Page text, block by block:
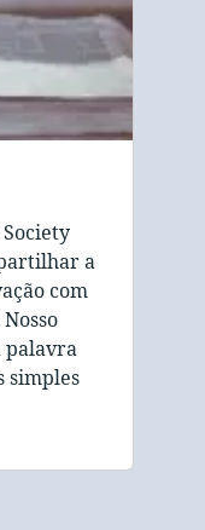
a
com
palavra
simples